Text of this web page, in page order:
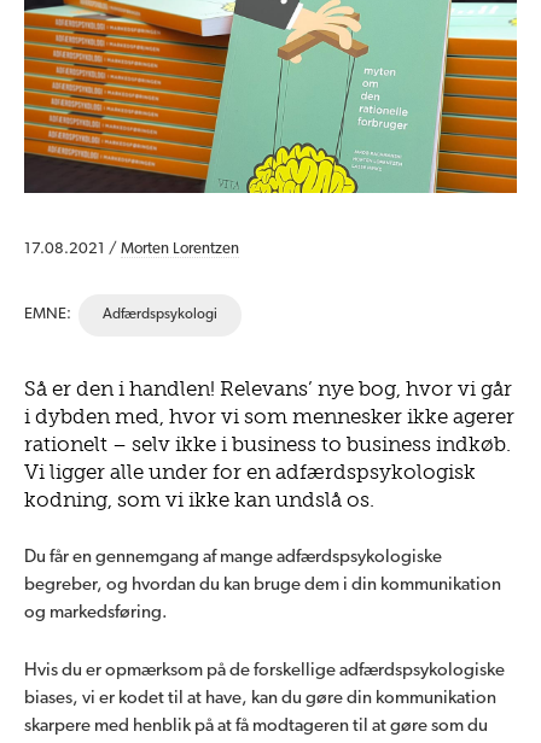
17.08.2021 / Morten Lorentzen
EMNE: Adfærdspsykologi
Så er den i handlen! Relevans’ nye bog, hvor vi går
i dybden med, hvor vi som mennesker ikke agerer
rationelt – selv ikke i business to business indkøb.
Vi ligger alle under for en adfærdspsykologisk
kodning, som vi ikke kan undslå os.
Du får en gennemgang af mange adfærdspsykologiske
begreber, og hvordan du kan bruge dem i din kommunikation
og markedsføring.
Hvis du er opmærksom på de forskellige adfærdspsykologiske
biases, vi er kodet til at have, kan du gøre din kommunikation
skarpere med henblik på at få modtageren til at gøre som du